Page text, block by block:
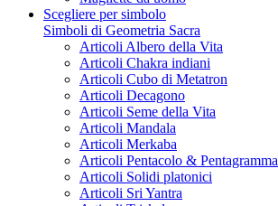
Scegliere per simbolo
Simboli di Geometria Sacra
Articoli Albero della Vita
Articoli Chakra indiani
Articoli Cubo di Metatron
Articoli Decagono
Articoli Seme della Vita
Articoli Mandala
Articoli Merkaba
Articoli Pentacolo & Pentagramma
Articoli Solidi platonici
Articoli Sri Yantra